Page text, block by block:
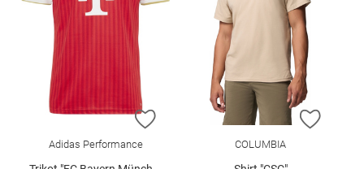
ZUR WUNSCHLISTE HINZUFÜGEN
Adidas Performance
ZUR
COLUMBIA